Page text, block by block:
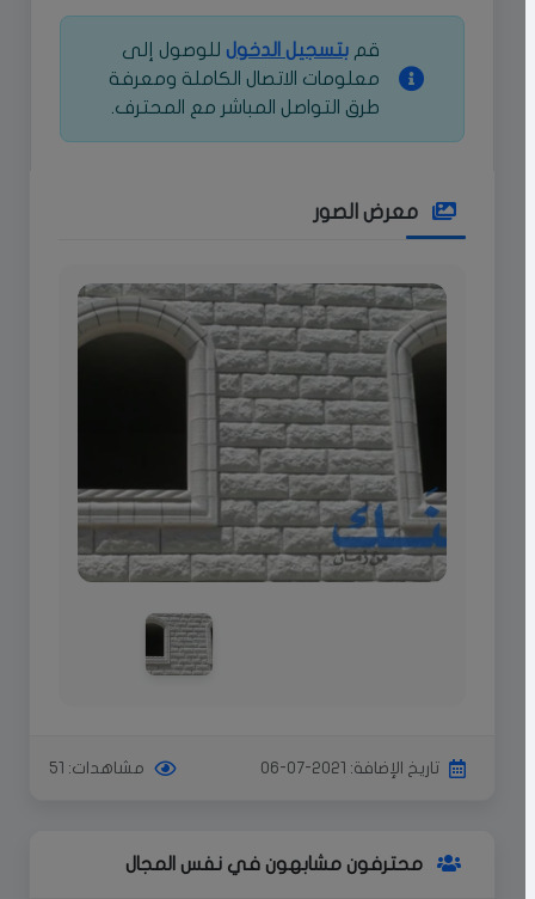
قمبتسجيل الدخول للوصول إلى
معلومات الاتصال الكاملة ومعرفة
طرق التواصل المباشر مع المحترف.
معرض الصور
تاريخ الإضافة: 2021-07-06 مشاهدات: 51
محترفون مشابهون في نفس المجال